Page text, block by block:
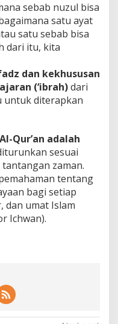
sebab nuzul bisa
satu ayat
satu sebab bisa
dari itu, kita
dan kekhususan
(‘ibrah)dari
untuk diterapkan
Al-Qur’an adalah
sesuai
zaman.
tentang
bagi setiap
dan umat Islam
Ichwan).